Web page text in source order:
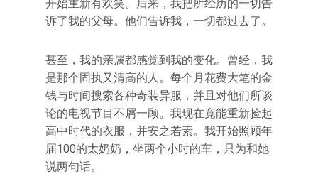
开始重新有欢笑。后来，我把所经历的一切告
诉了我的父母。他们告诉我，一切都过去了。
甚至，我的亲属都感觉到我的变化。曾经，我
是那个固执又清高的人。每个月花费大笔的金
钱与时间搜索各种奇装异服，并且对他们所谈
论的电视节目不屑一顾。我现在竟能重新捡起
高中时代的衣服，并安之若素。我开始照顾年
届100的太奶奶，坐两个小时的车，只为和她
说两句话。